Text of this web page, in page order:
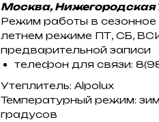
Москва, Нижегородская
Режим работы в сезонное
летнем режиме ПТ, СБ,
предварительной записи
телефон для связи:
Утеплитель: Alpolux
Температурный режим:
градусов